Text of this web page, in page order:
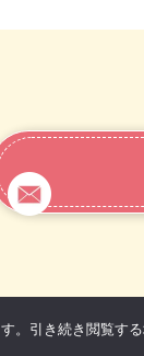
引き続き閲覧す